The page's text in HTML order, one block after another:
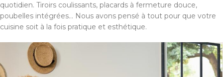
quotidien. Tiroirs coulissants, placards à fermeture douce,
poubelles intégrées... Nous avons pensé à tout pour que votre
cuisine soit à la fois pratique et esthétique.